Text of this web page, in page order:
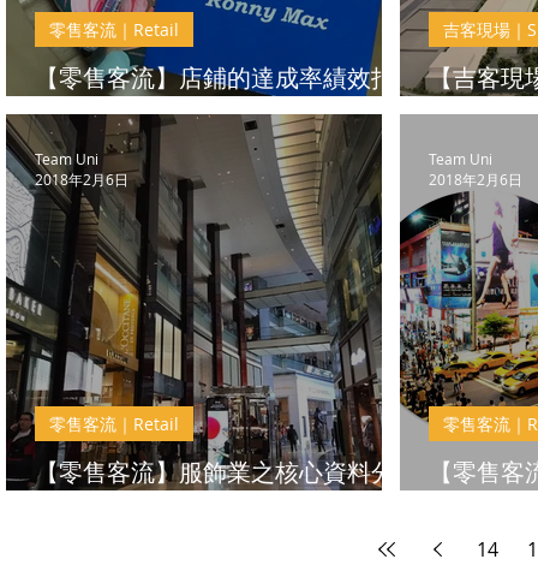
【零售客流】店鋪的達成率績效指
標
零售客流｜Retail
【吉客現
遜碼頭
吉客現場｜
【零售客流】服飾業之核心資料分
零售客流｜Retail
Team Uni
2018年2月6日
【零售
零售客流｜
Team Uni
2018年2月6日
14